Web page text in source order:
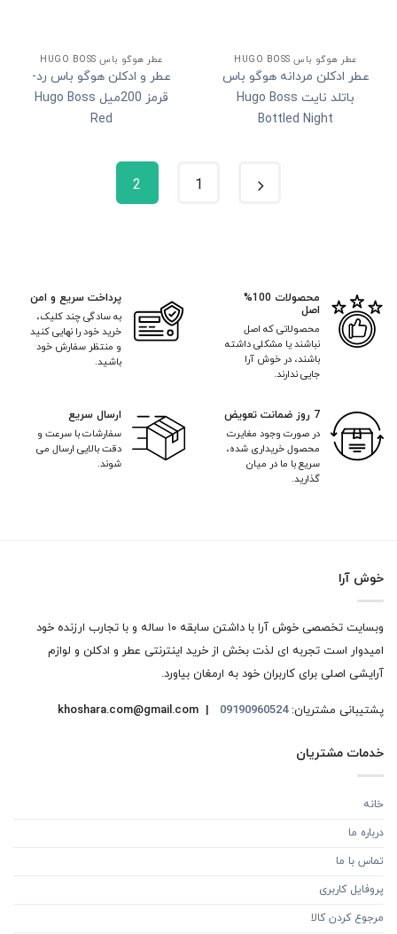
عطر هوگو باس HUGO BOSS
عطر ادکلن مردانه هوگو باس
باتلد نایت Hugo Boss
Bottled Night
عطر هوگو باس HUGO BOSS
عطر و ادکلن هوگو باس رد-
قرمز 200میل Hugo Boss
Red
1
2
محصولات 100%
اصل
محصولاتی که اصل
نباشند یا مشکلی داشته
باشند، در خوش آرا
جایی ندارند.
پرداخت سریع و امن
به سادگی چند کلیک،
خرید خود را نهایی کنید
و منتظر سفارش خود
باشید.
7 روز ضمانت تعویض
در صورت وجود مغایرت
محصول خریداری شده،
سریع با ما در میان
گذارید.
ارسال سریع
سفارشات با سرعت و
دقت بالایی ارسال می
شوند.
خوش آرا
وبسایت تخصصی خوش آرا با داشتن سابقه ۱۰ ساله و با تجارب ارزنده خود
امیدوار است تجربه ای لذت بخش از خرید اینترنتی عطر و ادکلن و لوازم
آرایشی اصلی برای کاربران خود به ارمغان بیاورد.
پشتیبانی مشتریان: khoshara.com@gmail.com | 09190960524
خدمات مشتریان
خانه
درباره ما
تماس با ما
پروفایل کاربری
مرجوع کردن کالا